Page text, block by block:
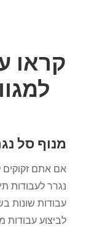
קראו
מנוף סל
אם אתם זקוקים
נגרר לעבודות
עבודות שונות
לביצוע עבודות